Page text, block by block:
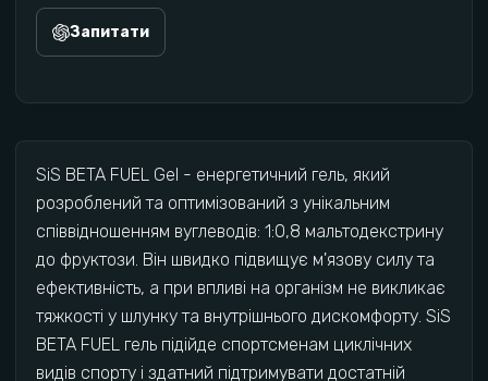
Запитати
SiS BETA FUEL Gel - енергетичний гель, який
розроблений та оптимізований з унікальним
співвідношенням вуглеводів: 1:0,8 мальтодекстрину
до фруктози. Він швидко підвищує м'язову силу та
ефективність, а при впливі на організм не викликає
тяжкості у шлунку та внутрішнього дискомфорту. SiS
BETA FUEL гель підійде спортсменам циклічних
видів спорту і здатний підтримувати достатній